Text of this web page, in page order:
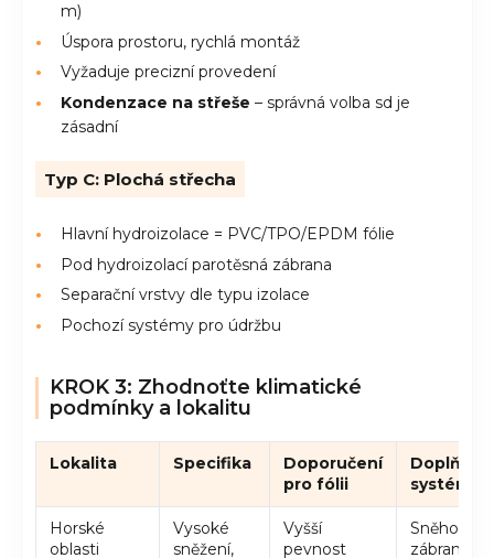
m)
Úspora prostoru, rychlá montáž
Vyžaduje precizní provedení
Kondenzace na střeše – správná volba sd je
zásadní
Typ C: Plochá střecha
Hlavní hydroizolace = PVC/TPO/EPDM fólie
Pod hydroizolací parotěsná zábrana
Separační vrstvy dle typu izolace
Pochozí systémy pro údržbu
KROK 3: Zhodnoťte klimatické
podmínky a lokalitu
Lokalita Specifika
Doporučení
pro fólii
systémy
Horské
oblasti
Vysoké
sněžení,
Vyšší
pevnost
Sněhové
zábrany,